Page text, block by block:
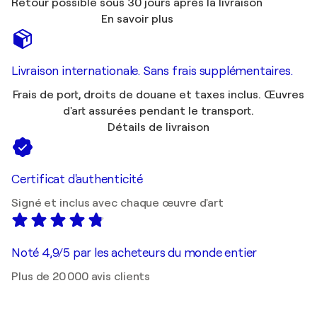
Retour possible sous 30 jours après la livraison
En savoir plus
Livraison internationale. Sans frais supplémentaires.
Frais de port, droits de douane et taxes inclus. Œuvres
d'art assurées pendant le transport.
Détails de livraison
Certificat d'authenticité
Signé et inclus avec chaque œuvre d'art
Noté 4,9/5 par les acheteurs du monde entier
Plus de 20 000 avis clients